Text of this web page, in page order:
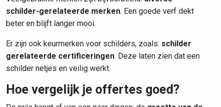
schilder-gerelateerde merken. Een goede verf dekt
beter en blijft langer mooi.
Er zijn ook keurmerken voor schilders, zoals: schilder
gerelateerde certificeringen. Deze laten zien dat een
schilder netjes en veilig werkt.
Hoe vergelijk je offertes goed?